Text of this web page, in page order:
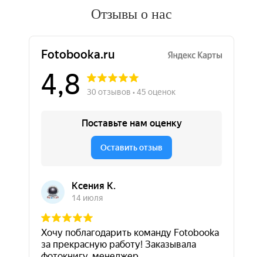
Отзывы о нас